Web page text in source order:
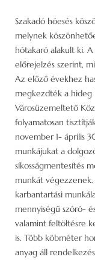
Szakadó hóesés
melynek
hótakaró alakult ki.
előrejelzés szerint,
Az előző évekhez
megkezdték a hideg
Városüzemeltető
folyamatosan
november 1- április
munkájukat a
síkosságmentesítés
munkát
karbantartási
mennyiségű szóró-
valamint feltöltésre
is. Több köbméter
anyag áll